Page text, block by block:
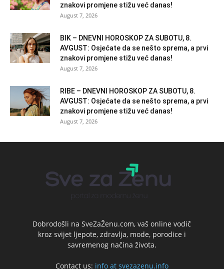
znakovi promjene stižu već danas!
August 7, 2026
BIK – DNEVNI HOROSKOP ZA SUBOTU, 8.
AVGUST: Osjećate da se nešto sprema, a prvi
znakovi promjene stižu već danas!
August 7, 2026
RIBE – DNEVNI HOROSKOP ZA SUBOTU, 8.
AVGUST: Osjećate da se nešto sprema, a prvi
znakovi promjene stižu već danas!
August 7, 2026
Dobrodošli na SveZaŽenu.com, vaš online vodič
kroz svijet ljepote, zdravlja, mode, porodice i
savremenog načina života.
Contact us: info at svezazenu.info